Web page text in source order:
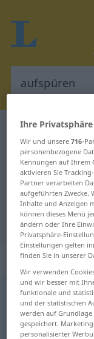
Deutsch-
Deutsch-
aufspüren
Übersicht aller
(Für mehr Details
Ihre
Wir und unsere716-
personenbezogene
Kennungen auf Ihrem
aktivieren Sie
Partner verarbeiten
aufgeführten Zwecke.
Inhalte und Anzeigen
können dieses Menü
ändern oder Ihre
Privatsphäre-
Einstellungen gelten
finden Sie in unserer
Wir verwenden
und wir besser mit
funktionale und
und der statistischen
werden auf
gespeichert.
personalisierter